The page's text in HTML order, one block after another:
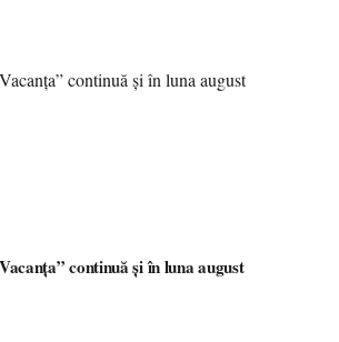
continuă și în luna august